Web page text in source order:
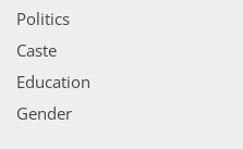
Politics
Caste
Education
Gender